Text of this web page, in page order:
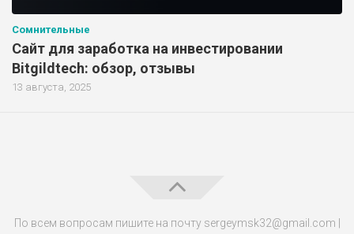
Сомнительные
Сайт для заработка на инвестировании
Bitgildtech: обзор, отзывы
13 августа, 2025
По всем вопросам пишите на почту sergeymsk32@gmail.com |